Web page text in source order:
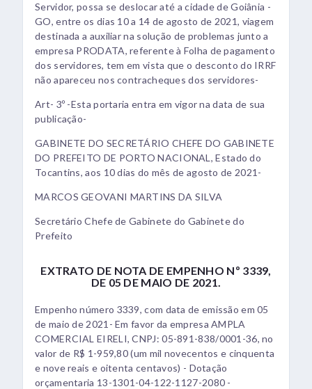
Servidor, possa se deslocar até a cidade de Goiânia -
GO, entre os dias 10 a 14 de agosto de 2021, viagem
destinada a auxiliar na solução de problemas junto a
empresa PRODATA, referente à Folha de pagamento
dos servidores, tem em vista que o desconto do IRRF
não apareceu nos contracheques dos servidores-
Art- 3º -Esta portaria entra em vigor na data de sua
publicação-
GABINETE DO SECRETÁRIO CHEFE DO GABINETE
DO PREFEITO DE PORTO NACIONAL, Estado do
Tocantins, aos 10 dias do mês de agosto de 2021-
MARCOS GEOVANI MARTINS DA SILVA
Secretário Chefe de Gabinete do Gabinete do
Prefeito
EXTRATO DE NOTA DE EMPENHO Nº 3339,
DE 05 DE MAIO DE 2021.
Empenho número 3339, com data de emissão em 05
de maio de 2021- Em favor da empresa AMPLA
COMERCIAL EIRELI, CNPJ: 05-891-838/0001-36, no
valor de R$ 1-959,80 (um mil novecentos e cinquenta
e nove reais e oitenta centavos) - Dotação
orçamentaria 13-1301-04-122-1127-2080 -